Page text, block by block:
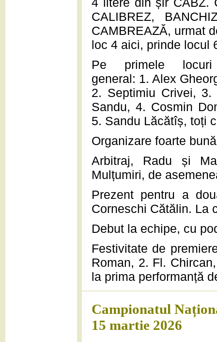
CALIBREZ,
CAMBREAZĂ, urmat
loc 4 aici, prinde locul
Pe primele
general: 1. Alex
2. Septimiu Crivei, 3.
Sandu, 4. Cosmin
5. Sandu Lăcătîș, toți
Organizare foarte
Arbitraj, Radu și
Mulțumiri, de
Prezent pentru a
Corneschi Cătălin. La
Debut la echipe, cu
Festivitate de
Roman, 2. Fl.
la prima performanță
Campionatul
15 martie 2026